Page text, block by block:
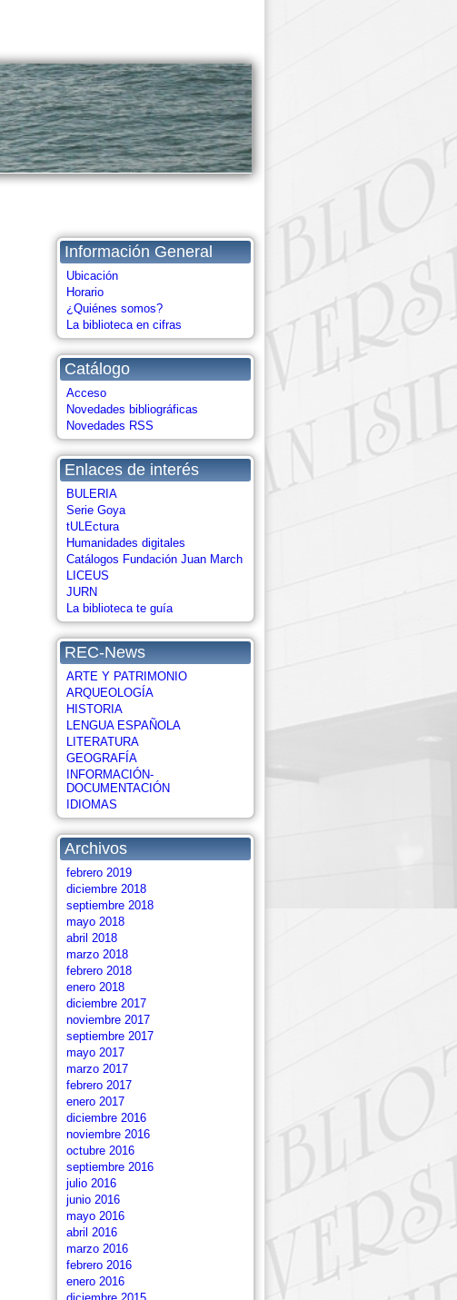
Información General
Ubicación
Horario
¿Quiénes somos?
La biblioteca en cifras
Catálogo
Acceso
Novedades bibliográficas
Novedades RSS
Enlaces de interés
BULERIA
Serie Goya
tULEctura
Humanidades digitales
Catálogos Fundación Juan March
LICEUS
JURN
La biblioteca te guía
REC-News
ARTE Y PATRIMONIO
ARQUEOLOGÍA
HISTORIA
LENGUA ESPAÑOLA
LITERATURA
GEOGRAFÍA
INFORMACIÓN-
DOCUMENTACIÓN
IDIOMAS
Archivos
febrero 2019
diciembre 2018
septiembre 2018
mayo 2018
abril 2018
marzo 2018
febrero 2018
enero 2018
diciembre 2017
noviembre 2017
septiembre 2017
mayo 2017
marzo 2017
febrero 2017
enero 2017
diciembre 2016
noviembre 2016
octubre 2016
septiembre 2016
julio 2016
junio 2016
mayo 2016
abril 2016
marzo 2016
febrero 2016
enero 2016